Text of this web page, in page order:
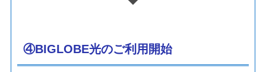
④BIGLOBE光のご利用開始